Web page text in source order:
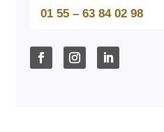
01 55 – 63 84 02 98